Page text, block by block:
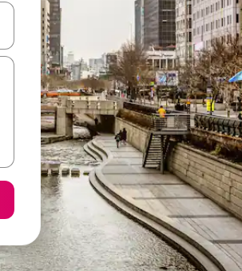
გამოიყენეთ კლავიშები ზემოთ/